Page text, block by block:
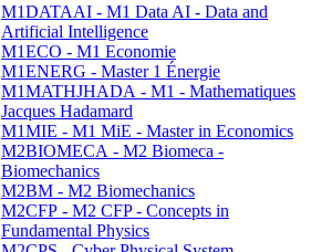
M1DATAAI - M1 Data AI - Data and
Artificial Intelligence
M1ECO - M1 Economie
M1ENERG - Master 1 Énergie
M1MATHJHADA - M1 - Mathematiques
Jacques Hadamard
M1MIE - M1 MiE - Master in Economics
M2BIOMECA - M2 Biomeca -
Biomechanics
M2BM - M2 Biomechanics
M2CFP - M2 CFP - Concepts in
Fundamental Physics